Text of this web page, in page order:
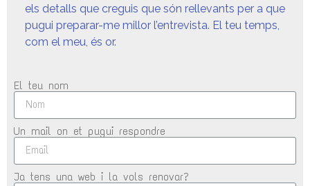
els detalls que creguis que són rellevants per a que
pugui preparar-me millor l’entrevista. El teu temps,
com el meu, és or.
El teu nom
Un mail on et pugui respondre
Ja tens una web i la vols renovar?